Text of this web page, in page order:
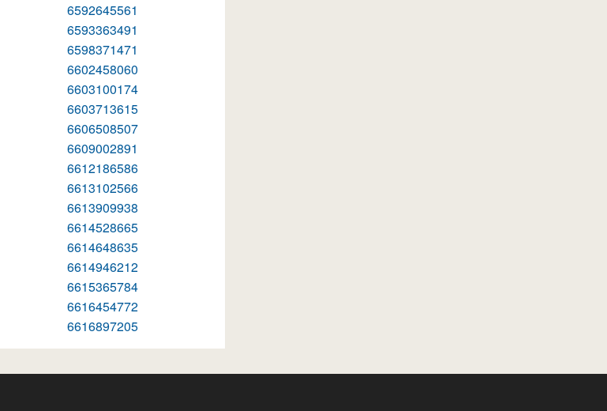
6592645561
6593363491
6598371471
6602458060
6603100174
6603713615
6606508507
6609002891
6612186586
6613102566
6613909938
6614528665
6614648635
6614946212
6615365784
6616454772
6616897205